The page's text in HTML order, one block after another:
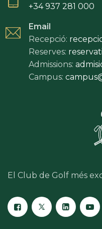
+34 937 281 000
Email
Recepció:
Reserves:
Admissions:
Campus:
El Club de Golf més